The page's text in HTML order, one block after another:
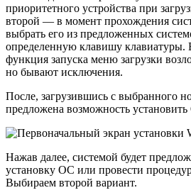
приоритетного устройства при
второй — в момент прохождения
выбрать его из предложенных
определенную клавишу клавиатуры.
функция запуска меню загрузки
но бывают исключения.
После, загрузившись с выбранного
предложена возможность
Нажав далее, системой будет
установку ОС или провести
Выбираем второй вариант.